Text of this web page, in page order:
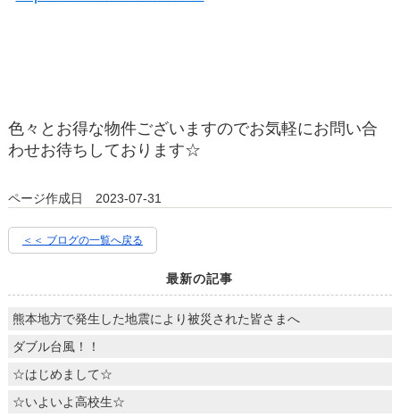
色々とお得な物件ございますのでお気軽にお問い合
わせお待ちしております☆
ページ作成日 2023-07-31
＜＜ ブログの一覧へ戻る
最新の記事
熊本地方で発生した地震により被災された皆さまへ
ダブル台風！！
☆はじめまして☆
☆いよいよ高校生☆